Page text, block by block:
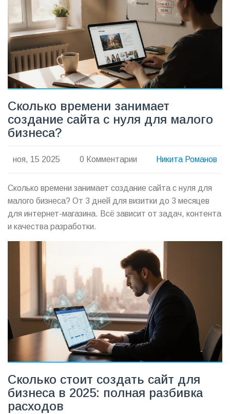
Сколько времени занимает
создание сайта с нуля для малого
бизнеса?
ноя, 15 2025 0 Комментарии Никита Романов
Сколько времени занимает создание сайта с нуля для
малого бизнеса? От 3 дней для визитки до 3 месяцев
для интернет-магазина. Всё зависит от задач, контента
и качества разработки.
Сколько стоит создать сайт для
бизнеса в 2025: полная разбивка
расходов